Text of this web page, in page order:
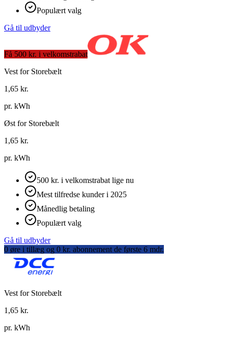
Populært valg
Gå til udbyder
Få 500 kr. i velkomstrabat
Vest for Storebælt
1,65 kr.
pr. kWh
Øst for Storebælt
1,65 kr.
pr. kWh
500 kr. i velkomstrabat lige nu
Mest tilfredse kunder i 2025
Månedlig betaling
Populært valg
Gå til udbyder
0 øre i tillæg og 0 kr. abonnement de første 6 mdr.
Vest for Storebælt
1,65 kr.
pr. kWh